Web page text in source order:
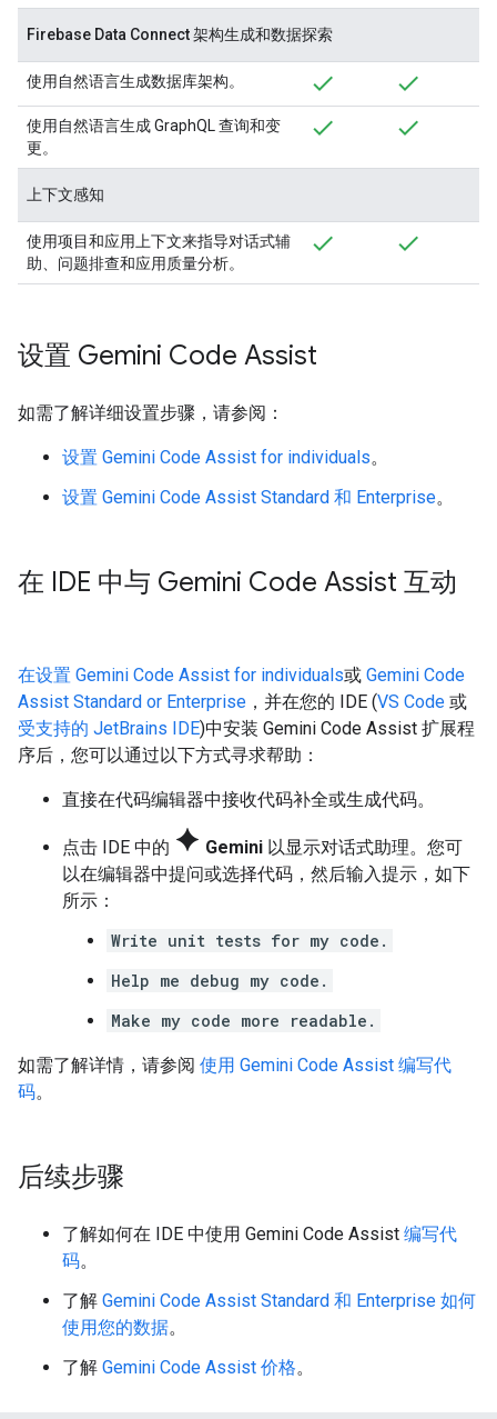
Firebase Data Connect 架构生成和数据探索
使用自然语言生成数据库架构。
使用自然语言生成 GraphQL 查询和变
更。
上下文感知
使用项目和应用上下文来指导对话式辅
助、问题排查和应用质量分析。
设置 Gemini Code Assist
如需了解详细设置步骤，请参阅：
设置 Gemini Code Assist for individuals。
设置 Gemini Code Assist Standard 和 Enterprise。
在 IDE 中与 Gemini Code Assist 互动
在设置 Gemini Code Assist for individuals或 Gemini Code
Assist Standard or Enterprise ，并在您的 IDE (VS Code 或
受支持的 JetBrains IDE)中安装 Gemini Code Assist 扩展程
序后，您可以通过以下方式寻求帮助：
直接在代码编辑器中接收代码补全或生成代码。
点击 IDE 中的 spark Gemini 以显示对话式助理。您可
以在编辑器中提问或选择代码，然后输入提示，如下
所示：
Write unit tests for my code.
Help me debug my code.
Make my code more readable.
如需了解详情，请参阅 使用 Gemini Code Assist 编写代
码。
后续步骤
了解如何在 IDE 中使用 Gemini Code Assist 编写代
码。
了解 Gemini Code Assist Standard 和 Enterprise 如何
使用您的数据。
了解 Gemini Code Assist 价格。